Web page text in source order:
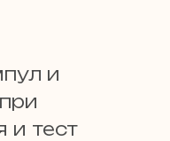
и
и тест